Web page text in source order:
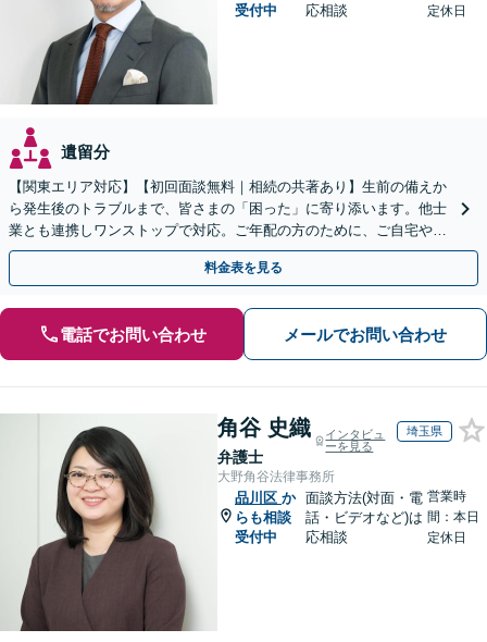
受付中
応相談
定休日
遺留分
【関東エリア対応】【初回面談無料｜相続の共著あり】生前の備えか
ら発生後のトラブルまで、皆さまの「困った」に寄り添います。他士
業とも連携しワンストップで対応。ご年配の方のために、ご自宅やご
近所への出張相談も実施【秘密厳守｜休日・夜間相談可】
料金表を見る
電話でお問い合わせ メールでお問い合わせ
角谷 史織
弁護士
インタビュ
ーを見る
埼玉県
大野角谷法律事務所
品川区 か
らも相談
受付中
面談方法(対面・電
話・ビデオなど)は
応相談
営業時
間：本日
定休日